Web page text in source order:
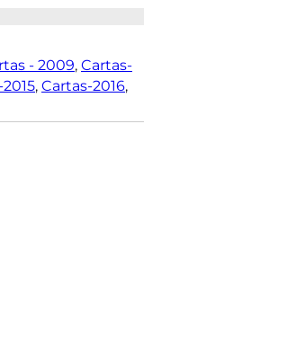
- 2009, Cartas-
, Cartas-2016,